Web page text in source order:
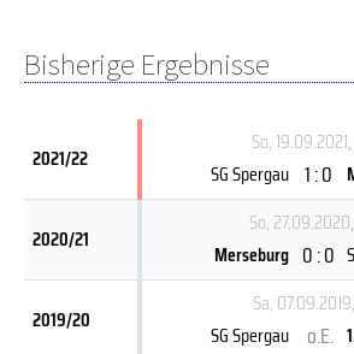
Bisherige Ergebnisse
2021/22
So, 19.09.2021
SG Spergau 1 : 0
2020/21
So, 27.09.2020
Merseburg 0 : 0
2019/20
Sa, 07.09.2019
SG Spergau
o.E.